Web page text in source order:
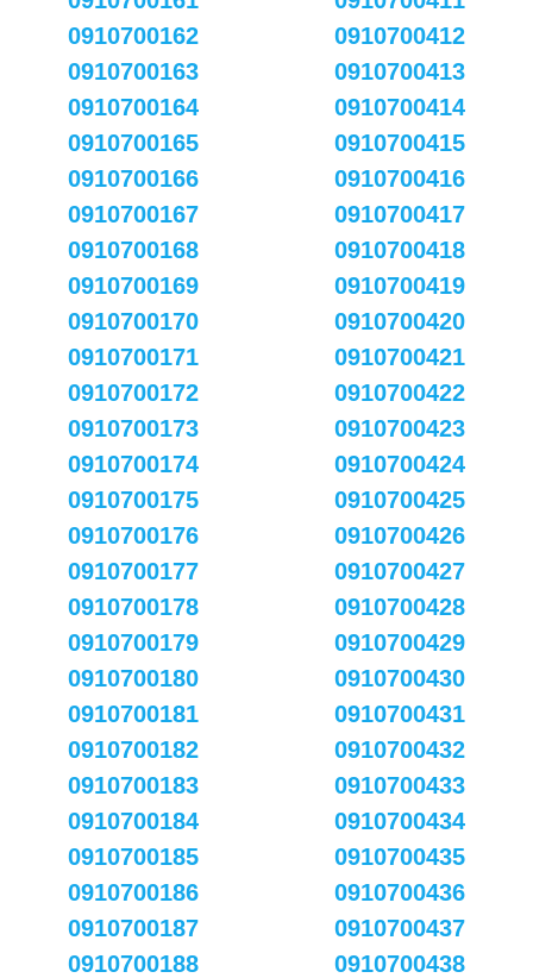
0910700162
0910700163
0910700164
0910700165
0910700166
0910700167
0910700168
0910700169
0910700170
0910700171
0910700172
0910700173
0910700174
0910700175
0910700176
0910700177
0910700178
0910700179
0910700180
0910700181
0910700182
0910700183
0910700184
0910700185
0910700186
0910700187
0910700188
0910700412
0910700413
0910700414
0910700415
0910700416
0910700417
0910700418
0910700419
0910700420
0910700421
0910700422
0910700423
0910700424
0910700425
0910700426
0910700427
0910700428
0910700429
0910700430
0910700431
0910700432
0910700433
0910700434
0910700435
0910700436
0910700437
0910700438